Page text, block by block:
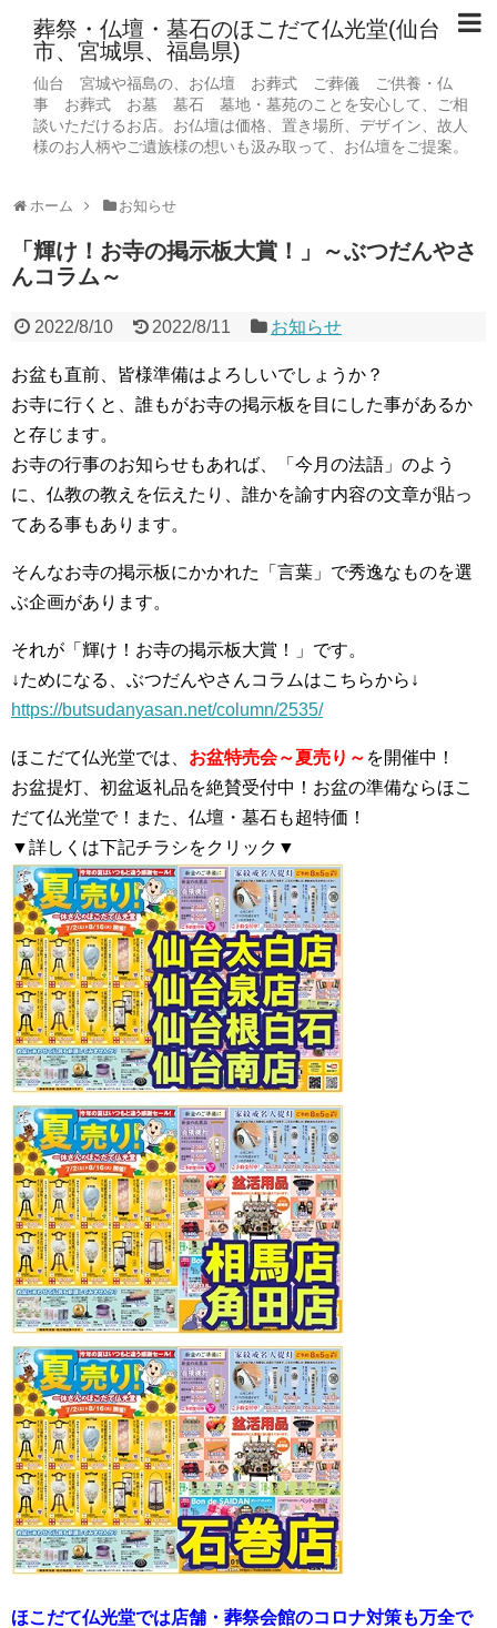
葬祭・仏壇・墓石のほこだて仏光堂(仙台
市、宮城県、福島県)
仙台 宮城や福島の、お仏壇 お葬式 ご葬儀 ご供養・仏
事 お葬式 お墓 墓石 墓地・墓苑のことを安心して、ご相
談いただけるお店。お仏壇は価格、置き場所、デザイン、故人
様のお人柄やご遺族様の想いも汲み取って、お仏壇をご提案。
ホーム お知らせ
「輝け！お寺の掲示板大賞！」～ぶつだんやさ
んコラム～
2022/8/10 2022/8/11 お知らせ
お盆も直前、皆様準備はよろしいでしょうか？
お寺に行くと、誰もがお寺の掲示板を目にした事があるか
と存じます。
お寺の行事のお知らせもあれば、「今月の法語」のよう
に、仏教の教えを伝えたり、誰かを諭す内容の文章が貼っ
てある事もあります。
そんなお寺の掲示板にかかれた「言葉」で秀逸なものを選
ぶ企画があります。
それが「輝け！お寺の掲示板大賞！」です。
↓ためになる、ぶつだんやさんコラムはこちらから↓
https://butsudanyasan.net/column/2535/
ほこだて仏光堂では、 お盆特売会～夏売り～ を開催中！
お盆提灯、初盆返礼品を絶賛受付中！お盆の準備ならほこ
だて仏光堂で！また、仏壇・墓石も超特価！
▼詳しくは下記チラシをクリック▼
ほこだて仏光堂では店舗・葬祭会館のコロナ対策も万全で